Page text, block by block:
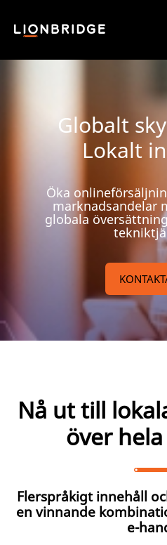
Globalt
Lokalt
Öka
marknadsandelar
globala
Nå ut till
över
Flerspråkigt innehåll
en vinnande
e-